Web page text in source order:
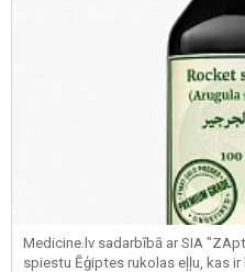
Medicine.lv sadarbībā ar SIA
spiestu Ēģiptes rukolas eļļu, kas